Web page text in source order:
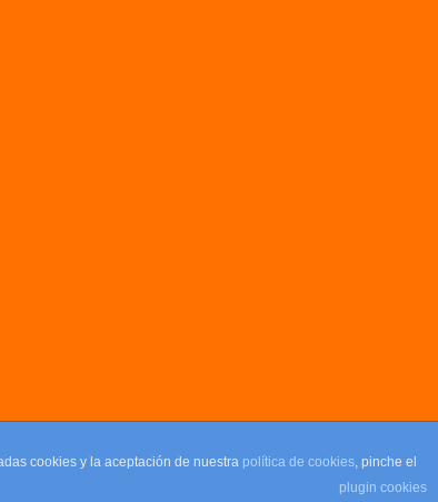
cookies y la aceptación de nuestra política de cookies, pinche el
plugin cookies